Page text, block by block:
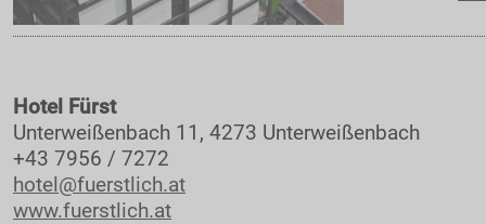
Streckenplan
Tickets / Verkaufstellen
Ticket AGB
Merchandise Shop
Rallye-Journal
Hotel Fürst
Unterweißenbach 11, 4273 Unterweißenbach
+43 7956 / 7272
hotel@fuerstlich.at
www.fuerstlich.at